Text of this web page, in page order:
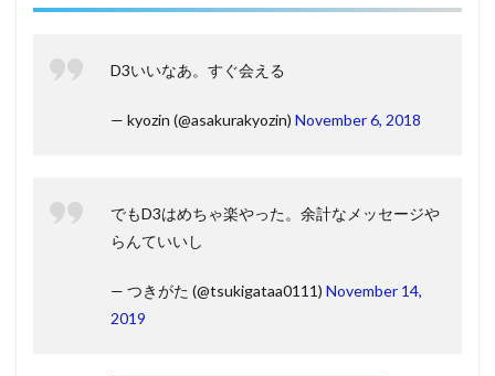
D3いいなあ。すぐ会える
— kyozin (@asakurakyozin) November 6, 2018
でもD3はめちゃ楽やった。余計なメッセージや
らんていいし
— つきがた (@tsukigataa0111) November 14,
2019